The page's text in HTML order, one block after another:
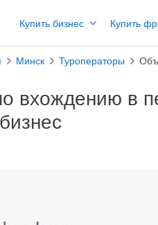
Купить бизнес Купить
Минск Туроператоры
вхождению в